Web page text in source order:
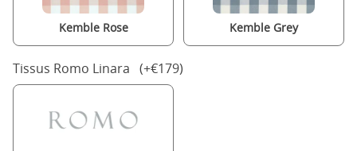
Kemble Rose Kemble Grey
Tissus Romo Linara (+€179)